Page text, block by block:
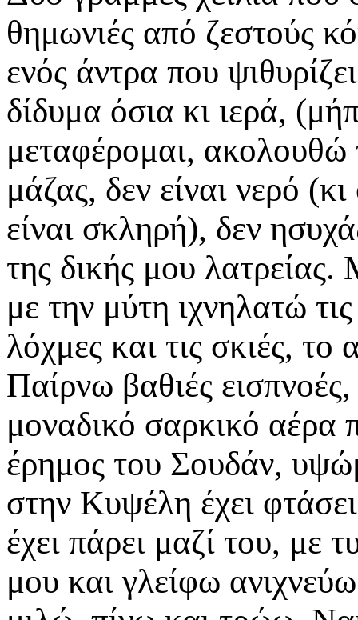
θημωνιές από ζεστούς
ενός άντρα που
δίδυμα όσια κι ιερά,
μεταφέρομαι, ακολουθώ
μάζας, δεν είναι νερό
είναι σκληρή), δεν
της δικής μου
με την μύτη ιχνηλατώ
λόχμες και τις σκιές,
Παίρνω βαθιές
μοναδικό σαρκικό αέρα
έρημος του Σουδάν,
στην Κυψέλη έχει
έχει πάρει μαζί του, με
μου και γλείφω